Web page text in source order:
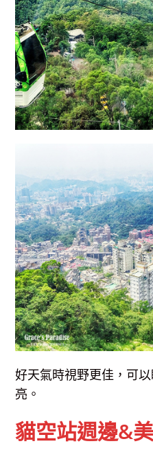
好天氣時視野更佳，可
亮。
貓空站週邊&